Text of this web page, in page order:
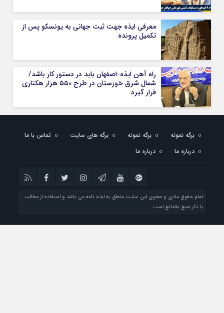
معرفی ایذه جهت ثبت جهانی به یونسکو پس از
تکمیل پرونده
راه آهن ایذه-اصفهان باید در دستور کار باشد/
شمال شرق خوزستان در طرح ۵۵۰ هزار هکتاری
قرار گیرد
برگه نمونه برگه نمونه برگه های سایت
تماس با ما
درباره ما
درباره ما
تمام حقوق مادی و معنوی این سایت متعلق به ایذه نامه می باشد و استفاده از مطالب
با ذکر منبع بلامانع است.